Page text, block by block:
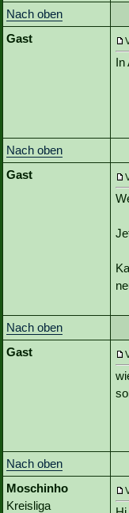
Nach oben
Gast
In
Nach oben
Gast
Nach oben
Gast
Nach oben
Moschinho
Kreisliga